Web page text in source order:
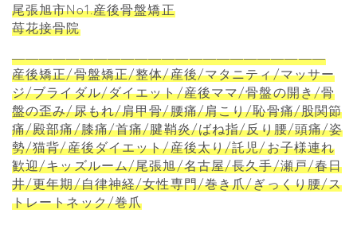
尾張旭市No1.産後骨盤矯正
苺花接骨院
―――――――――――――――――――――――
産後矯正/骨盤矯正/整体/産後/マタニティ/マッサー
ジ/ブライダル/ダイエット/産後ママ/骨盤の開き/骨
盤の歪み/尿もれ/肩甲骨/腰痛/肩こり/恥骨痛/股関節
痛/殿部痛/膝痛/首痛/腱鞘炎/ばね指/反り腰/頭痛/姿
勢/猫背/産後ダイエット/産後太り/託児/お子様連れ
歓迎/キッズルーム/尾張旭/名古屋/長久手/瀬戸/春日
井/更年期/自律神経/女性専門/巻き爪/ぎっくり腰/ス
トレートネック/巻爪